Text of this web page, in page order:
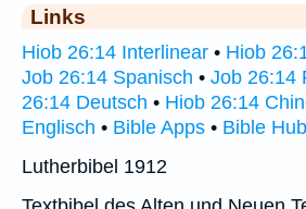
Links
Hiob 26:14 Interlinear • Hiob
Job 26:14 Spanisch • Job 26:14
26:14 Deutsch • Hiob 26:14
Englisch • Bible Apps • Bible Hub
Lutherbibel 1912